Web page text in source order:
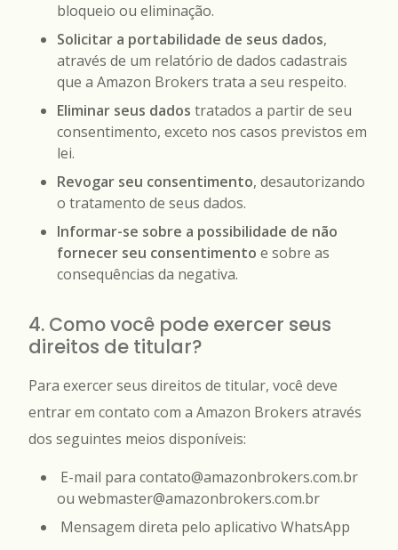
bloqueio ou eliminação.
Solicitar a portabilidade de seus dados,
através de um relatório de dados cadastrais
que a Amazon Brokers trata a seu respeito.
Eliminar seus dados tratados a partir de seu
consentimento, exceto nos casos previstos em
lei.
Revogar seu consentimento, desautorizando
o tratamento de seus dados.
Informar-se sobre a possibilidade de não
fornecer seu consentimento e sobre as
consequências da negativa.
4. Como você pode exercer seus
direitos de titular?
Para exercer seus direitos de titular, você deve
entrar em contato com a Amazon Brokers através
dos seguintes meios disponíveis:
E-mail para contato@amazonbrokers.com.br
ou webmaster@amazonbrokers.com.br
Mensagem direta pelo aplicativo WhatsApp